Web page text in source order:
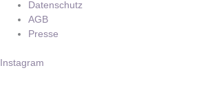
Datenschutz
AGB
Presse
Instagram